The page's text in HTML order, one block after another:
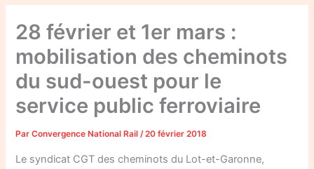
28 février et 1er mars :
mobilisation des cheminots
du sud-ouest pour le
service public ferroviaire
ParConvergence National Rail/20 février 2018
Le syndicat CGT des cheminots du Lot-et-Garonne,